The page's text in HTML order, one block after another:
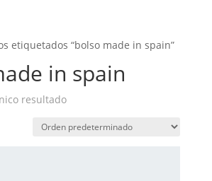
etiquetados “bolso made in spain”
in spain
resultado